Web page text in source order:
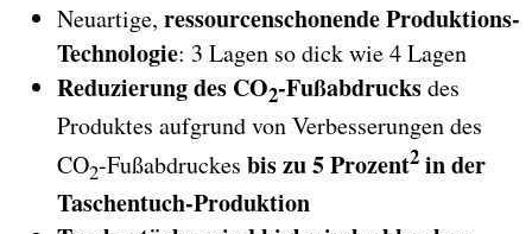
Neuartige, ressourcenschonende Produktions-
Technologie: 3 Lagen so dick wie 4 Lagen
Reduzierung des CO2-Fußabdrucksdes
Produktes aufgrund von Verbesserungen des
CO2-Fußabdruckes bis zu 5 Prozent2 in der
Taschentuch-Produktion